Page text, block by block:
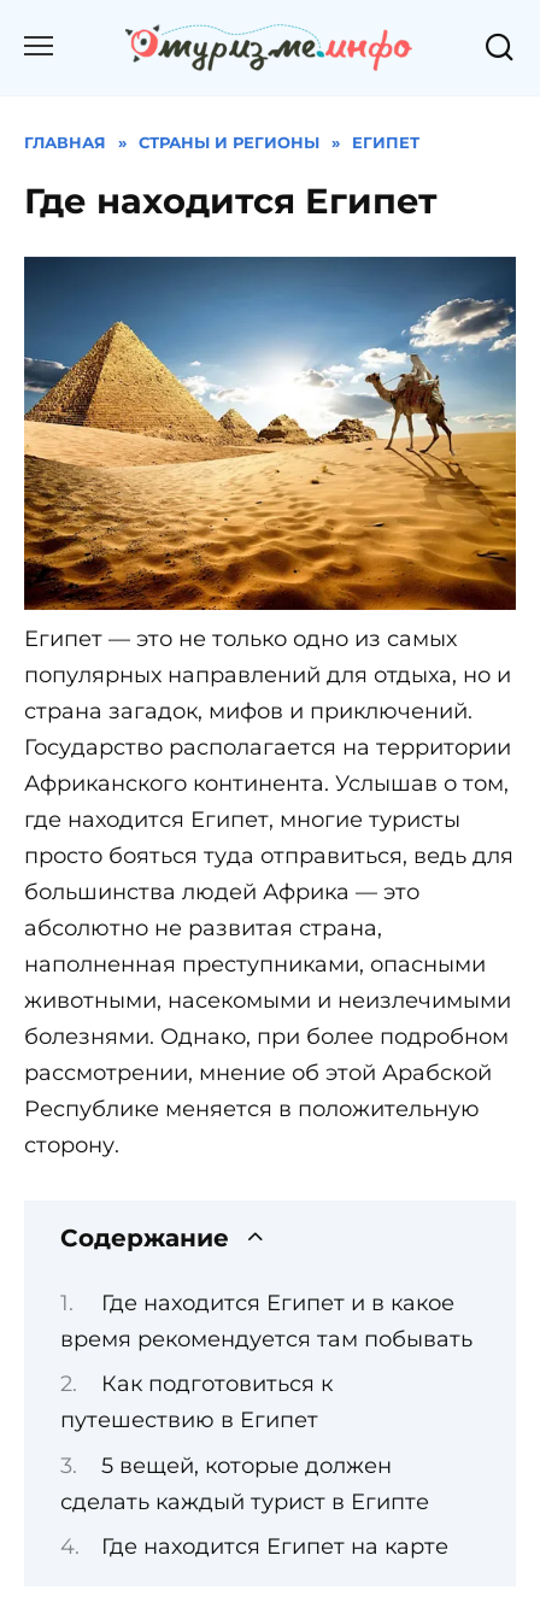
ГЛАВНАЯ » СТРАНЫ И РЕГИОНЫ » ЕГИПЕТ
Где находится Египет
Египет — это не только одно из самых
популярных направлений для отдыха, но и
страна загадок, мифов и приключений.
Государство располагается на территории
Африканского континента. Услышав о том,
где находится Египет, многие туристы
просто бояться туда отправиться, ведь для
большинства людей Африка — это
абсолютно не развитая страна,
наполненная преступниками, опасными
животными, насекомыми и неизлечимыми
болезнями. Однако, при более подробном
рассмотрении, мнение об этой Арабской
Республике меняется в положительную
сторону.
Содержание
Где находится Египет и в какое
время рекомендуется там побывать
Как подготовиться к
путешествию в Египет
5 вещей, которые должен
сделать каждый турист в Египте
Где находится Египет на карте